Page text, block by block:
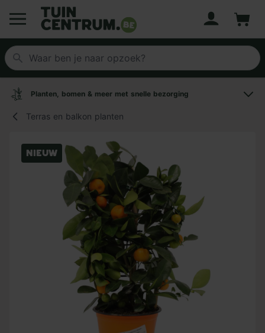
Logo Tuincentrum.be
Planten, bomen & meer met snelle bezorging
Terras en balkon planten
Nieuw